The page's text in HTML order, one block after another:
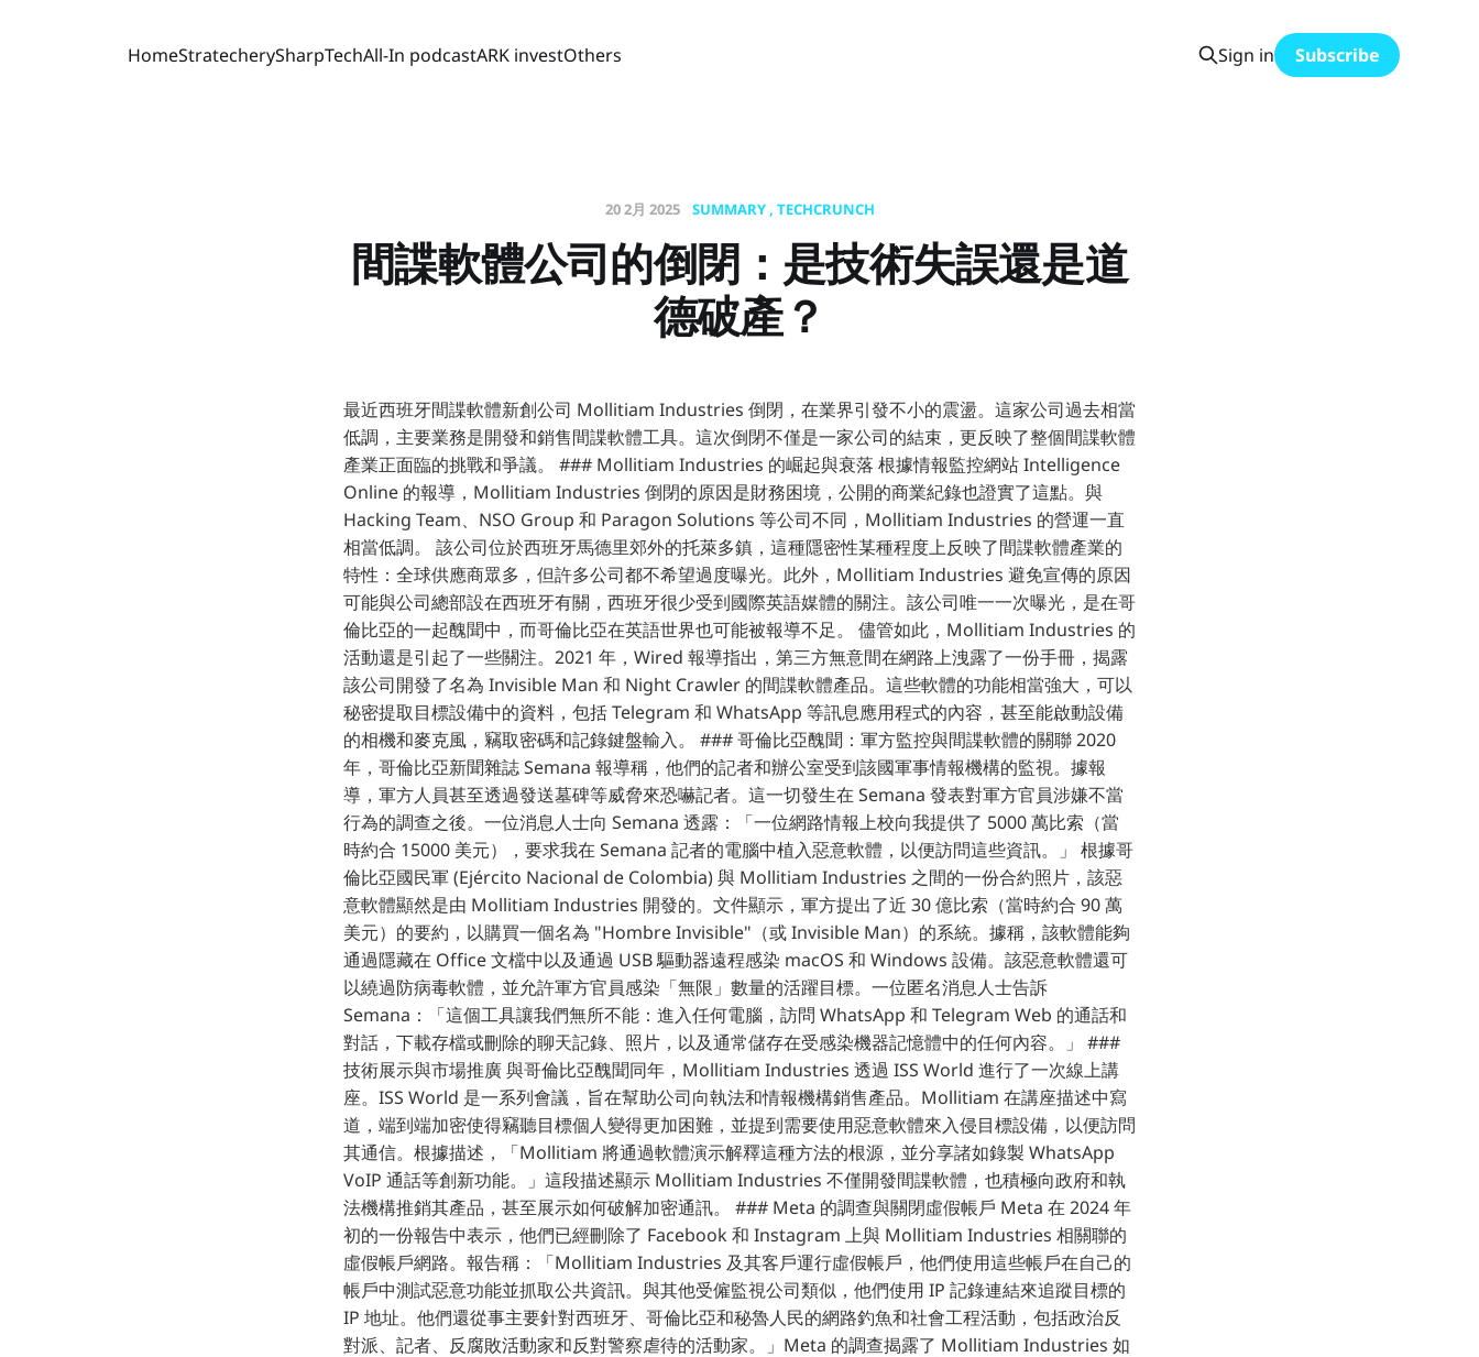
HomeStratecherySharpTechAll-In podcastARK investOthers Sign in Subscribe
20 2月 2025 SUMMARY TECHCRUNCH
間諜軟體公司的倒閉：是技術失誤還是道
德破產？
最近西班牙間諜軟體新創公司 Mollitiam Industries 倒閉，在業界引發不小的震盪。這家公司過去相當
低調，主要業務是開發和銷售間諜軟體工具。這次倒閉不僅是一家公司的結束，更反映了整個間諜軟體
產業正面臨的挑戰和爭議。 ### Mollitiam Industries 的崛起與衰落 根據情報監控網站 Intelligence
Online 的報導，Mollitiam Industries 倒閉的原因是財務困境，公開的商業紀錄也證實了這點。與
Hacking Team、NSO Group 和 Paragon Solutions 等公司不同，Mollitiam Industries 的營運一直
相當低調。 該公司位於西班牙馬德里郊外的托萊多鎮，這種隱密性某種程度上反映了間諜軟體產業的
特性：全球供應商眾多，但許多公司都不希望過度曝光。此外，Mollitiam Industries 避免宣傳的原因
可能與公司總部設在西班牙有關，西班牙很少受到國際英語媒體的關注。該公司唯一一次曝光，是在哥
倫比亞的一起醜聞中，而哥倫比亞在英語世界也可能被報導不足。 儘管如此，Mollitiam Industries 的
活動還是引起了一些關注。2021 年，Wired 報導指出，第三方無意間在網路上洩露了一份手冊，揭露
該公司開發了名為 Invisible Man 和 Night Crawler 的間諜軟體產品。這些軟體的功能相當強大，可以
秘密提取目標設備中的資料，包括 Telegram 和 WhatsApp 等訊息應用程式的內容，甚至能啟動設備
的相機和麥克風，竊取密碼和記錄鍵盤輸入。 ### 哥倫比亞醜聞：軍方監控與間諜軟體的關聯 2020
年，哥倫比亞新聞雜誌 Semana 報導稱，他們的記者和辦公室受到該國軍事情報機構的監視。據報
導，軍方人員甚至透過發送墓碑等威脅來恐嚇記者。這一切發生在 Semana 發表對軍方官員涉嫌不當
行為的調查之後。一位消息人士向 Semana 透露：「一位網路情報上校向我提供了 5000 萬比索（當
時約合 15000 美元），要求我在 Semana 記者的電腦中植入惡意軟體，以便訪問這些資訊。」 根據哥
倫比亞國民軍 (Ejército Nacional de Colombia) 與 Mollitiam Industries 之間的一份合約照片，該惡
意軟體顯然是由 Mollitiam Industries 開發的。文件顯示，軍方提出了近 30 億比索（當時約合 90 萬
美元）的要約，以購買一個名為 "Hombre Invisible"（或 Invisible Man）的系統。據稱，該軟體能夠
通過隱藏在 Office 文檔中以及通過 USB 驅動器遠程感染 macOS 和 Windows 設備。該惡意軟體還可
以繞過防病毒軟體，並允許軍方官員感染「無限」數量的活躍目標。一位匿名消息人士告訴
Semana：「這個工具讓我們無所不能：進入任何電腦，訪問 WhatsApp 和 Telegram Web 的通話和
對話，下載存檔或刪除的聊天記錄、照片，以及通常儲存在受感染機器記憶體中的任何內容。」 ###
技術展示與市場推廣 與哥倫比亞醜聞同年，Mollitiam Industries 透過 ISS World 進行了一次線上講
座。ISS World 是一系列會議，旨在幫助公司向執法和情報機構銷售產品。Mollitiam 在講座描述中寫
道，端到端加密使得竊聽目標個人變得更加困難，並提到需要使用惡意軟體來入侵目標設備，以便訪問
其通信。根據描述，「Mollitiam 將通過軟體演示解釋這種方法的根源，並分享諸如錄製 WhatsApp
VoIP 通話等創新功能。」這段描述顯示 Mollitiam Industries 不僅開發間諜軟體，也積極向政府和執
法機構推銷其產品，甚至展示如何破解加密通訊。 ### Meta 的調查與關閉虛假帳戶 Meta 在 2024 年
初的一份報告中表示，他們已經刪除了 Facebook 和 Instagram 上與 Mollitiam Industries 相關聯的
虛假帳戶網路。報告稱：「Mollitiam Industries 及其客戶運行虛假帳戶，他們使用這些帳戶在自己的
帳戶中測試惡意功能並抓取公共資訊。與其他受僱監視公司類似，他們使用 IP 記錄連結來追蹤目標的
IP 地址。他們還從事主要針對西班牙、哥倫比亞和秘魯人民的網路釣魚和社會工程活動，包括政治反
對派、記者、反腐敗活動家和反對警察虐待的活動家。」Meta 的調查揭露了 Mollitiam Industries 如